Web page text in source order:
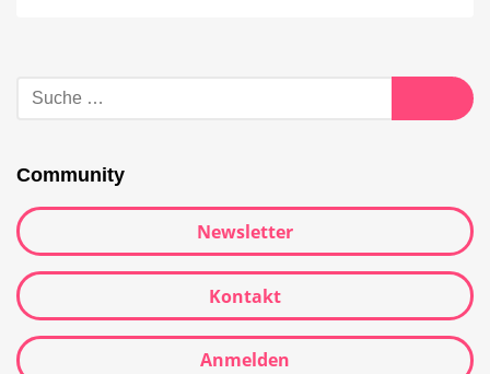
Community
Newsletter
Kontakt
Anmelden